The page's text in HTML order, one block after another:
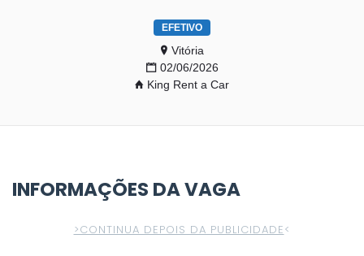
EFETIVO
Vitória
02/06/2026
King Rent a Car
INFORMAÇÕES DA VAGA
>CONTINUA DEPOIS DA PUBLICIDADE<